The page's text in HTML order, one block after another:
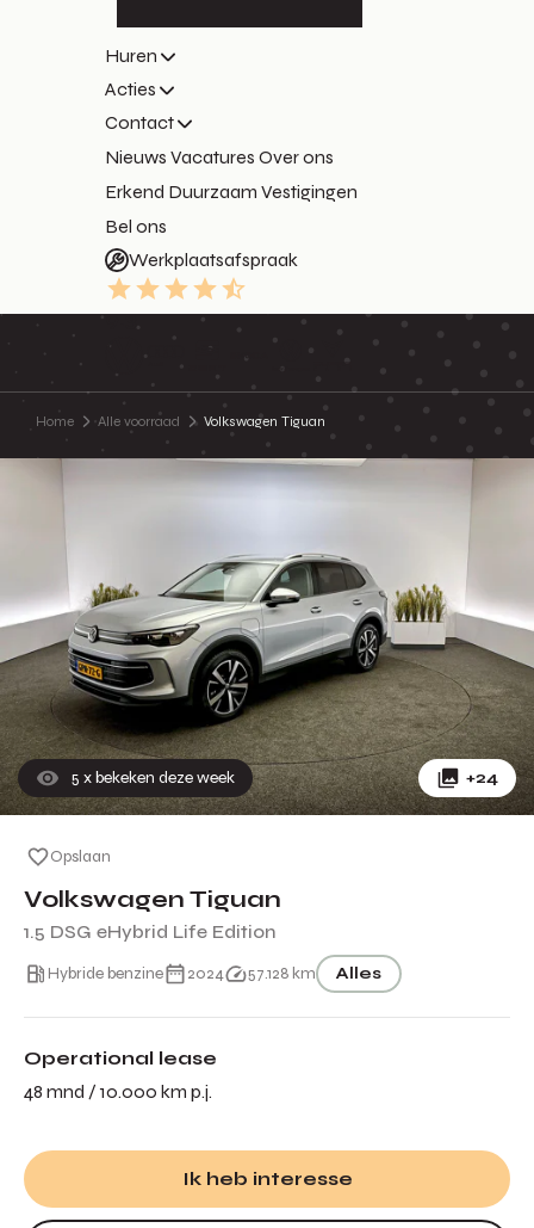
Huren
Acties
Contact
Nieuws Vacatures Over ons
Erkend Duurzaam Vestigingen
Bel ons
Werkplaatsafspraak
9.3
Home Alle voorraad Volkswagen Tiguan
5 x bekeken deze week +24
Opslaan
Volkswagen Tiguan
1.5 DSG eHybrid Life Edition
Hybride benzine 2024 57.128 km Alles
Operational lease
48 mnd / 10.000 km p.j.
Ik heb interesse